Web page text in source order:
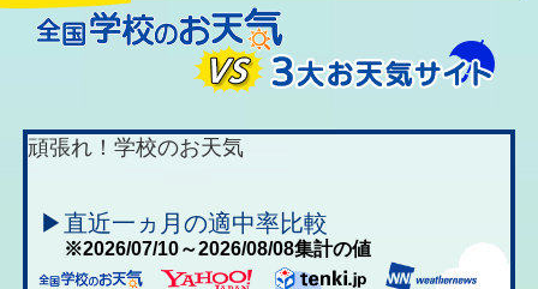
頑張れ！学校のお天気
▶直近一ヵ月の適中率比較
※2026/07/10～2026/08/08集計の値